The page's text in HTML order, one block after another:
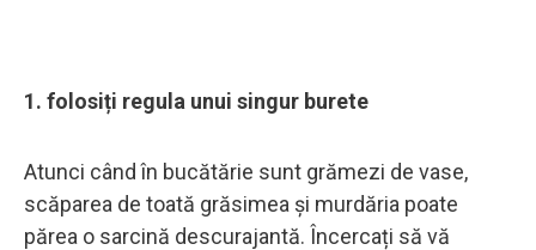
1. folosiți regula unui singur burete
Atunci când în bucătărie sunt grămezi de vase,
scăparea de toată grăsimea și murdăria poate
părea o sarcină descurajantă. Încercați să vă